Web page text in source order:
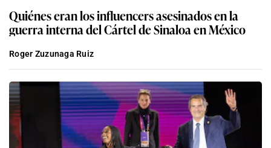
Quiénes eran los influencers asesinados en la
guerra interna del Cártel de Sinaloa en México
Roger Zuzunaga Ruiz